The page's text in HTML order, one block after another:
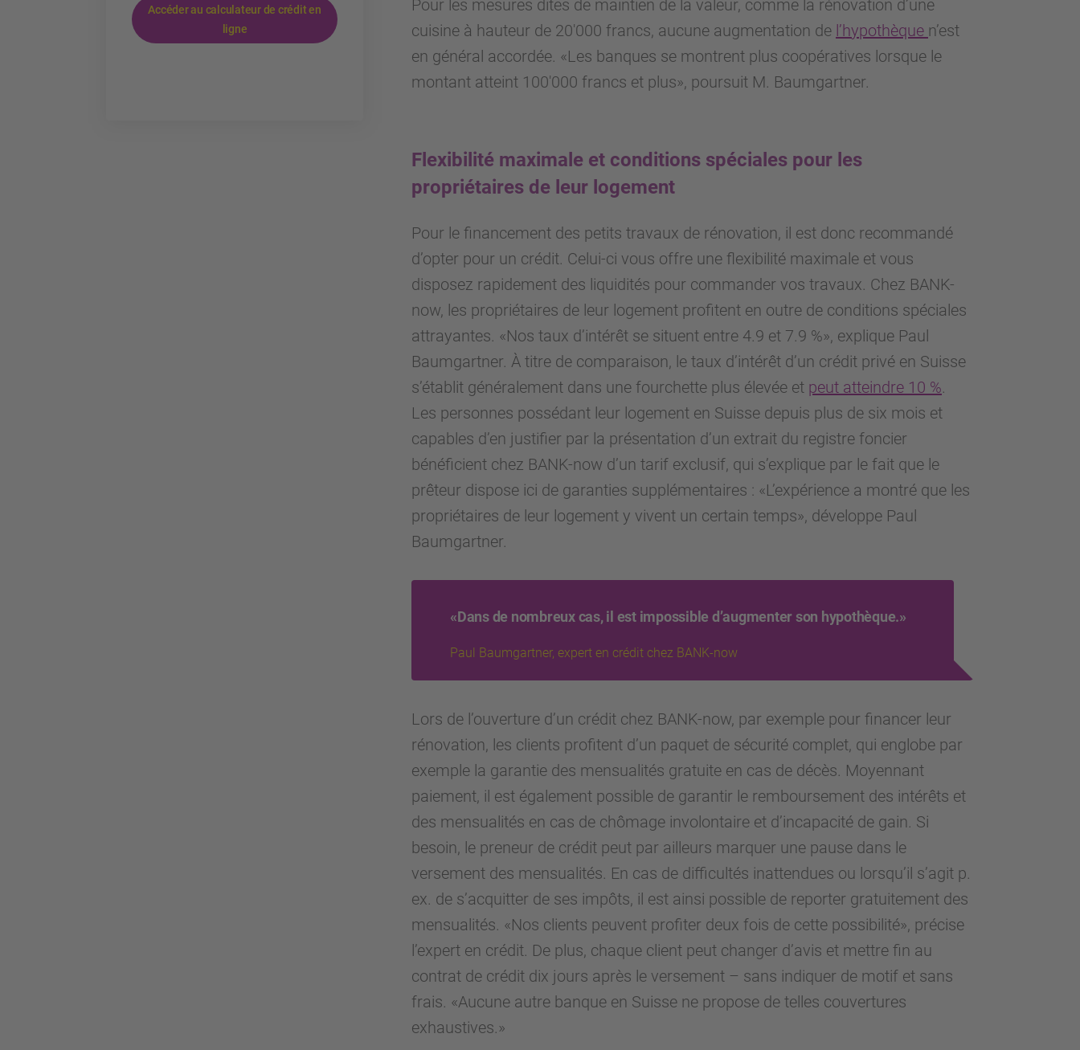
Accéder au calculateur de crédit en
ligne
Pour les mesures dites de maintien de la valeur, comme la rénovation d’une
cuisine à hauteur de 20'000 francs, aucune augmentation de l’hypothèque n’est
en général accordée. «Les banques se montrent plus coopératives lorsque le
montant atteint 100'000 francs et plus», poursuit M. Baumgartner.
Flexibilité maximale et conditions spéciales pour les
propriétaires de leur logement
Pour le financement des petits travaux de rénovation, il est donc recommandé
d’opter pour un crédit. Celui-ci vous offre une flexibilité maximale et vous
disposez rapidement des liquidités pour commander vos travaux. Chez BANK-
now, les propriétaires de leur logement profitent en outre de conditions spéciales
attrayantes. «Nos taux d’intérêt se situent entre 4.9 et 7.9 %», explique Paul
Baumgartner. À titre de comparaison, le taux d’intérêt d’un crédit privé en Suisse
s’établit généralement dans une fourchette plus élevée et peut atteindre 10 %.
Les personnes possédant leur logement en Suisse depuis plus de six mois et
capables d’en justifier par la présentation d’un extrait du registre foncier
bénéficient chez BANK-now d’un tarif exclusif, qui s’explique par le fait que le
prêteur dispose ici de garanties supplémentaires : «L’expérience a montré que les
propriétaires de leur logement y vivent un certain temps», développe Paul
Baumgartner.
«Dans de nombreux cas, il est impossible d’augmenter son hypothèque.»
Paul Baumgartner, expert en crédit chez BANK-now
Lors de l’ouverture d’un crédit chez BANK-now, par exemple pour financer leur
rénovation, les clients profitent d’un paquet de sécurité complet, qui englobe par
exemple la garantie des mensualités gratuite en cas de décès. Moyennant
paiement, il est également possible de garantir le remboursement des intérêts et
des mensualités en cas de chômage involontaire et d’incapacité de gain. Si
besoin, le preneur de crédit peut par ailleurs marquer une pause dans le
versement des mensualités. En cas de difficultés inattendues ou lorsqu’il s’agit p.
ex. de s’acquitter de ses impôts, il est ainsi possible de reporter gratuitement des
mensualités. «Nos clients peuvent profiter deux fois de cette possibilité», précise
l’expert en crédit. De plus, chaque client peut changer d’avis et mettre fin au
contrat de crédit dix jours après le versement – sans indiquer de motif et sans
frais. «Aucune autre banque en Suisse ne propose de telles couvertures
exhaustives.»